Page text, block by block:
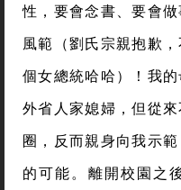
性，要會念書、要會
風範（劉氏宗親抱歉
個女總統哈哈）！我
外省人家媳婦，但從
圈，反而親身向我示
的可能。離開校園之